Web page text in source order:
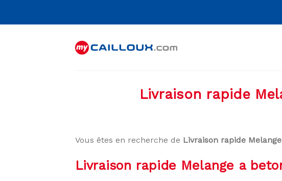
Livraison rapide
Vous êtes en recherche de Livraison rapide
Livraison rapide Melange a